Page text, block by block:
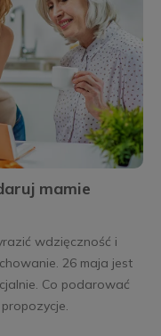
mamie
wdzięczność i
26 maja jest
Co podarować